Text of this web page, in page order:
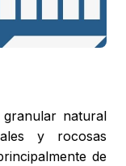
natural
y rocosas
de